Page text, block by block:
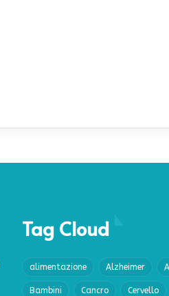
Tag Cloud
alimentazione Alzheimer
Bambini Cancro Cervello